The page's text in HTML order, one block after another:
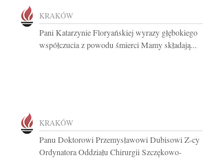
KRAKÓW
Pani Katarzynie Floryańskiej wyrazy głębokiego
współczucia z powodu śmierci Mamy składają...
KRAKÓW
Panu Doktorowi Przemysławowi Dubisowi Z-cy
Ordynatora Oddziału Chirurgii Szczękowo-